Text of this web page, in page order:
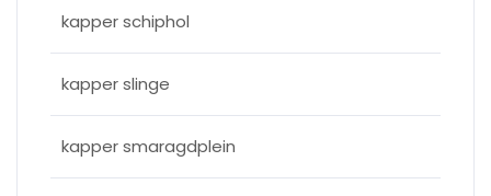
kapper schiphol
kapper slinge
kapper smaragdplein